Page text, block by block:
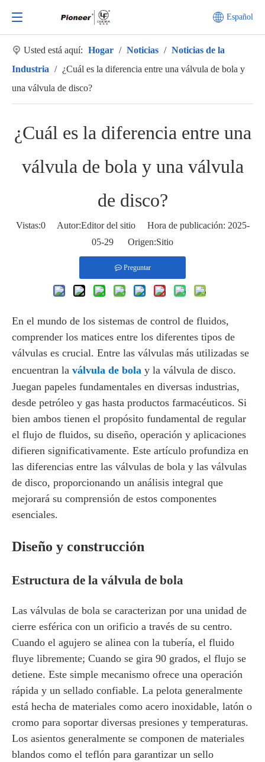
Español
Usted está aquí: Hogar / Noticias / Noticias de la
Industria / ¿Cuál es la diferencia entre una válvula de bola y
una válvula de disco?
¿Cuál es la diferencia entre una
válvula de bola y una válvula
de disco?
Vistas:0Autor:Editor del sitio Hora de publicación: 2025-
05-29 Origen:Sitio
Preguntar
En el mundo de los sistemas de control de fluidos,
comprender los matices entre los diferentes tipos de
válvulas es crucial. Entre las válvulas más utilizadas se
encuentran la válvula de bola y la válvula de disco.
Juegan papeles fundamentales en diversas industrias,
desde petróleo y gas hasta productos farmacéuticos. Si
bien ambos tienen el propósito fundamental de regular
el flujo de fluidos, su diseño, operación y aplicaciones
difieren significativamente. Este artículo profundiza en
las diferencias entre las válvulas de bola y las válvulas
de disco, proporcionando un análisis integral que
mejorará su comprensión de estos componentes
esenciales.
Diseño y construcción
Estructura de la válvula de bola
Las válvulas de bola se caracterizan por una unidad de
cierre esférica con un orificio a través de su centro.
Cuando el agujero se alinea con la tubería, el fluido
fluye libremente; Cuando se gira 90 grados, el flujo se
detiene. Este simple mecanismo ofrece una operación
rápida y un sellado confiable. La pelota generalmente
está hecha de materiales como acero inoxidable, latón o
cromo para soportar diversas presiones y temperaturas.
Los asientos generalmente se componen de materiales
blandos como el teflón para garantizar un sello